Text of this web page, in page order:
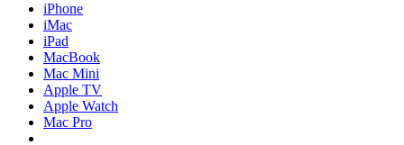
iPhone
iMac
iPad
MacBook
Mac Mini
Apple TV
Apple Watch
Mac Pro